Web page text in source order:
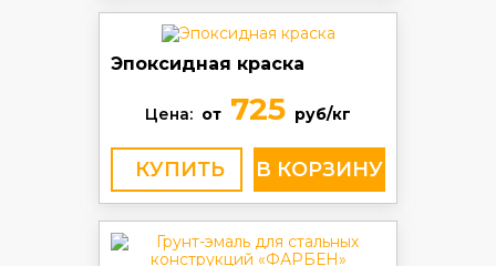
Эпоксидная краска
Цена: от 725 руб/кг
КУПИТЬ